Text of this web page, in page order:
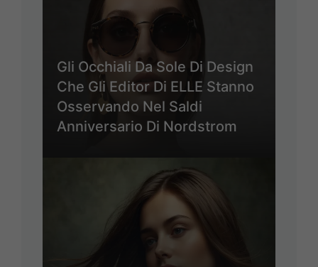
Gli Occhiali Da Sole Di Design
Che Gli Editor Di ELLE Stanno
Osservando Nel Saldi
Anniversario Di Nordstrom